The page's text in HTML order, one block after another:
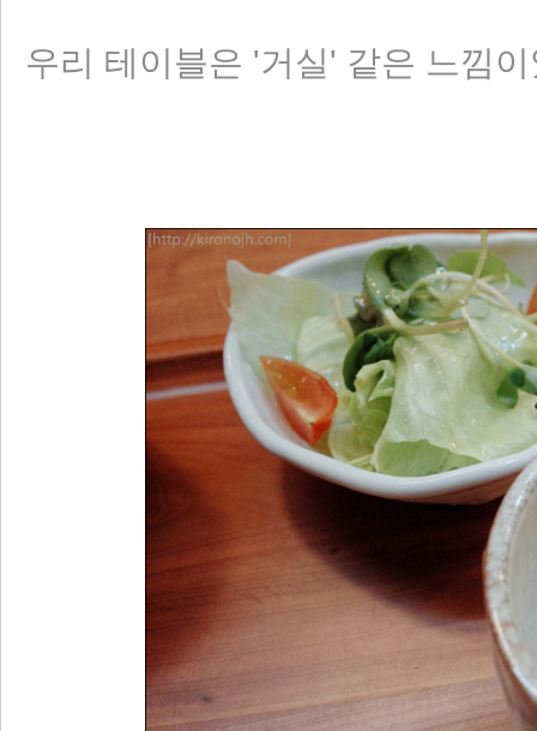
우리 테이블은 '거실' 같은 느낌